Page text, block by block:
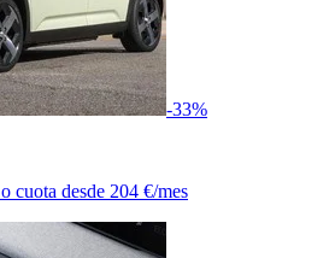
-33%
o cuota desde 204 €/mes